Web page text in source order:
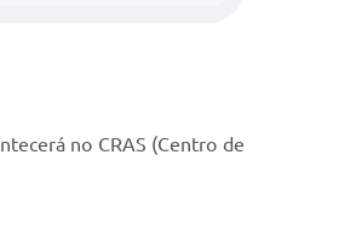
no CRAS (Centro de